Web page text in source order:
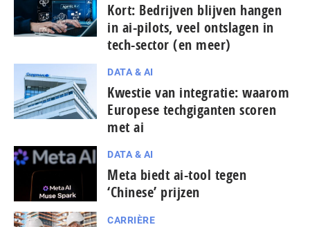
Kort: Bedrijven blijven hangen
in ai-pilots, veel ontslagen in
tech-sector (en meer)
DATA & AI
Kwestie van integratie: waarom
Europese tech­gi­gan­ten scoren
met ai
DATA & AI
Meta biedt ai-tool tegen
‘Chinese’ prijzen
CARRIÈRE